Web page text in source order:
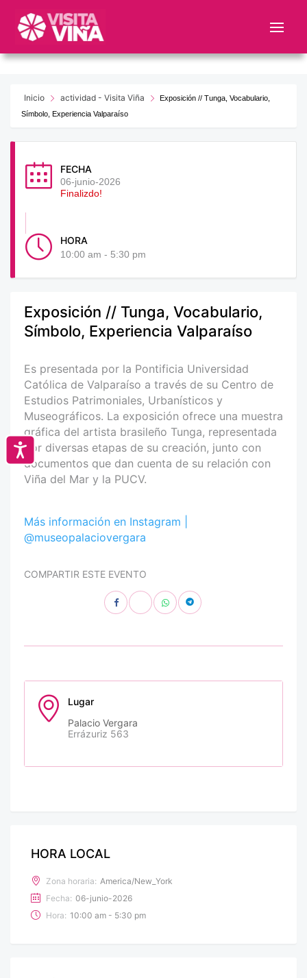
este
web
sistema
Accesibilidad
Inicio actividad - Visita Viña
Exposición // Tunga, Vocabulario,
Símbolo, Experiencia Valparaíso
FECHA
06-junio-2026
Finalizdo!
HORA
10:00 am - 5:30 pm
Exposición // Tunga, Vocabulario,
Símbolo, Experiencia Valparaíso
Es presentada por la Pontificia Universidad
Católica de Valparaíso a través de su Centro de
Estudios Patrimoniales, Urbanísticos y
Museográficos. La exposición ofrece una muestra
gráfica del artista brasileño Tunga, representada
por diversas etapas de su creación, junto con
documentos que dan cuenta de su relación con
Viña del Mar y la PUCV.
Más información en Instagram |
@museopalaciovergara
COMPARTIR ESTE EVENTO
Lugar
Palacio Vergara
Errázuriz 563
HORA LOCAL
Zona horaria: America/New_York
Fecha: 06-junio-2026
Hora: 10:00 am - 5:30 pm